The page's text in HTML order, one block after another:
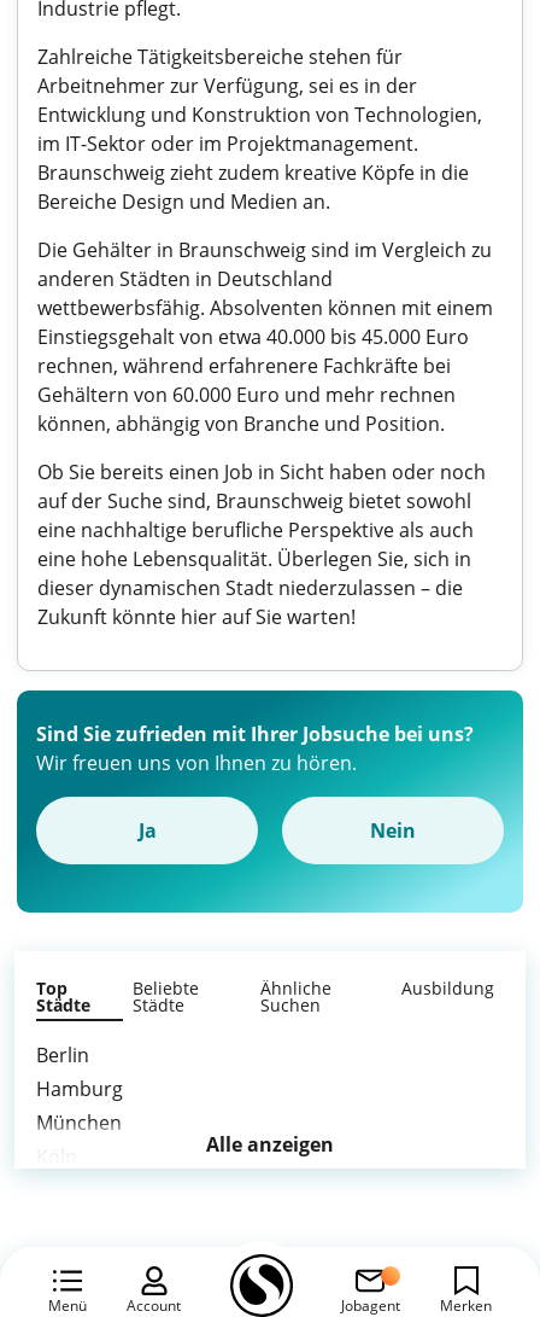
Industrie pflegt.
Zahlreiche Tätigkeitsbereiche stehen für
Arbeitnehmer zur Verfügung, sei es in der
Entwicklung und Konstruktion von Technologien,
im IT-Sektor oder im Projektmanagement.
Braunschweig zieht zudem kreative Köpfe in die
Bereiche Design und Medien an.
Die Gehälter in Braunschweig sind im Vergleich zu
anderen Städten in Deutschland
wettbewerbsfähig. Absolventen können mit einem
Einstiegsgehalt von etwa 40.000 bis 45.000 Euro
rechnen, während erfahrenere Fachkräfte bei
Gehältern von 60.000 Euro und mehr rechnen
können, abhängig von Branche und Position.
Ob Sie bereits einen Job in Sicht haben oder noch
auf der Suche sind, Braunschweig bietet sowohl
eine nachhaltige berufliche Perspektive als auch
eine hohe Lebensqualität. Überlegen Sie, sich in
dieser dynamischen Stadt niederzulassen – die
Zukunft könnte hier auf Sie warten!
Menü Account Jobagent Merken
Sind Sie zufrieden mit Ihrer Jobsuche bei uns?
Wir freuen uns von Ihnen zu hören.
Ja Nein
Top
Städte
Beliebte
Städte
Ähnliche
Suchen
Ausbildung
Berlin
Hamburg
München
Leipzig
Alle anzeigen